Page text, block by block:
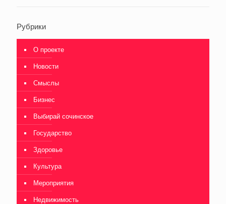
Рубрики
О проекте
Новости
Смыслы
Бизнес
Выбирай сочинское
Государство
Здоровье
Культура
Мероприятия
Недвижимость